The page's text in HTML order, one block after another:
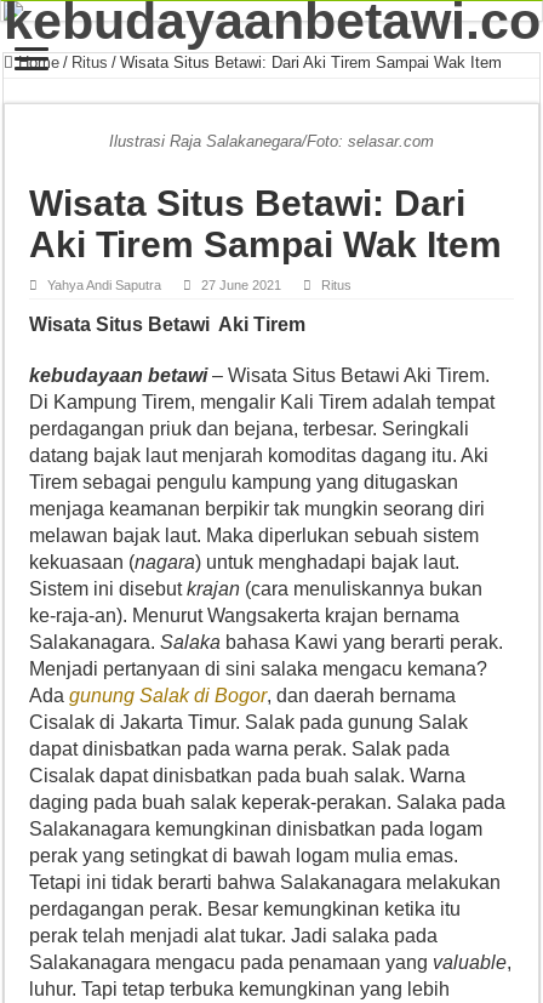
Home / Ritus / Wisata Situs Betawi: Dari Aki Tirem Sampai Wak Item
Ilustrasi Raja Salakanegara/Foto: selasar.com
Wisata Situs Betawi: Dari
Aki Tirem Sampai Wak Item
Yahya Andi Saputra 27 June 2021 Ritus
Wisata Situs Betawi Aki Tirem
kebudayaan betawi– Wisata Situs Betawi Aki Tirem.
Di Kampung Tirem, mengalir Kali Tirem adalah tempat
perdagangan priuk dan bejana, terbesar. Seringkali
datang bajak laut menjarah komoditas dagang itu. Aki
Tirem sebagai pengulu kampung yang ditugaskan
menjaga keamanan berpikir tak mungkin seorang diri
melawan bajak laut. Maka diperlukan sebuah sistem
kekuasaan (nagara) untuk menghadapi bajak laut.
Sistem ini disebutkrajan (cara menuliskannya bukan
ke-raja-an). Menurut Wangsakerta krajan bernama
Salakanagara.Salaka bahasa Kawi yang berarti perak.
Menjadi pertanyaan di sini salaka mengacu kemana?
Ada gunung Salak di Bogor, dan daerah bernama
Cisalak di Jakarta Timur. Salak pada gunung Salak
dapat dinisbatkan pada warna perak. Salak pada
Cisalak dapat dinisbatkan pada buah salak. Warna
daging pada buah salak keperak-perakan. Salaka pada
Salakanagara kemungkinan dinisbatkan pada logam
perak yang setingkat di bawah logam mulia emas.
Tetapi ini tidak berarti bahwa Salakanagara melakukan
perdagangan perak. Besar kemungkinan ketika itu
perak telah menjadi alat tukar. Jadi salaka pada
Salakanagara mengacu pada penamaan yang valuable,
luhur. Tapi tetap terbuka kemungkinan yang lebih